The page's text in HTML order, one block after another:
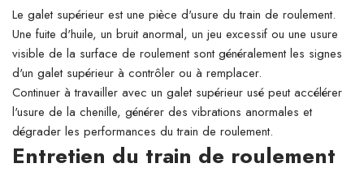
Le galet supérieur est une pièce d'usure du train de roulement.
Une fuite d'huile, un bruit anormal, un jeu excessif ou une usure
visible de la surface de roulement sont généralement les signes
d'un galet supérieur à contrôler ou à remplacer.
Continuer à travailler avec un galet supérieur usé peut accélérer
l'usure de la chenille, générer des vibrations anormales et
dégrader les performances du train de roulement.
Entretien du train de roulement